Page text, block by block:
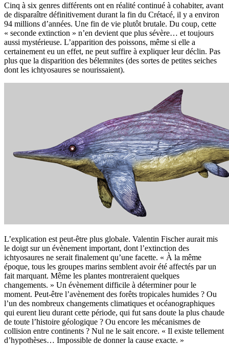
Cinq à six genres différents ont en réalité continué à cohabiter, avant
de disparaître définitivement durant la fin du Crétacé, il y a environ
94 millions d’années. Une fin de vie plutôt brutale. Du coup, cette
« seconde extinction » n’en devient que plus sévère… et toujours
aussi mystérieuse. L’apparition des poissons, même si elle a
certainement eu un effet, ne peut suffire à expliquer leur déclin. Pas
plus que la disparition des bélemnites (des sortes de petites seiches
dont les ichtyosaures se nourissaient).
L’explication est peut-être plus globale. Valentin Fischer aurait mis
le doigt sur un évènement important, dont l’extinction des
ichtyosaures ne serait finalement qu’une facette. « À la même
époque, tous les groupes marins semblent avoir été affectés par un
fait marquant. Même les plantes montreraient quelques
changements. » Un évènement difficile à déterminer pour le
moment. Peut-être l’avènement des forêts tropicales humides ? Ou
l’un des nombreux changements climatiques et océanographiques
qui eurent lieu durant cette période, qui fut sans doute la plus chaude
de toute l’histoire géologique ? Ou encore les mécanismes de
collision entre continents ? Nul ne le sait encore. « Il existe tellement
d’hypothèses… Impossible de donner la cause exacte. »